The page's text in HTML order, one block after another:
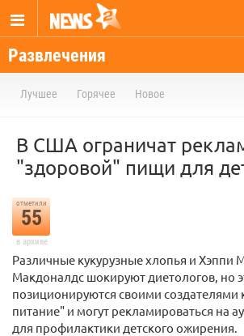
Развлечения
Лучшее Горячее Новое
В США ограничат
"здоровой" пищи для
отметили
55
в архиве
Различные кукурузные хлопья и Хэппи
Макдоналдс шокируют диетологов, но
позиционируются своими создателями
питание" и могут рекламироваться на
для профилактики детского ожирения.